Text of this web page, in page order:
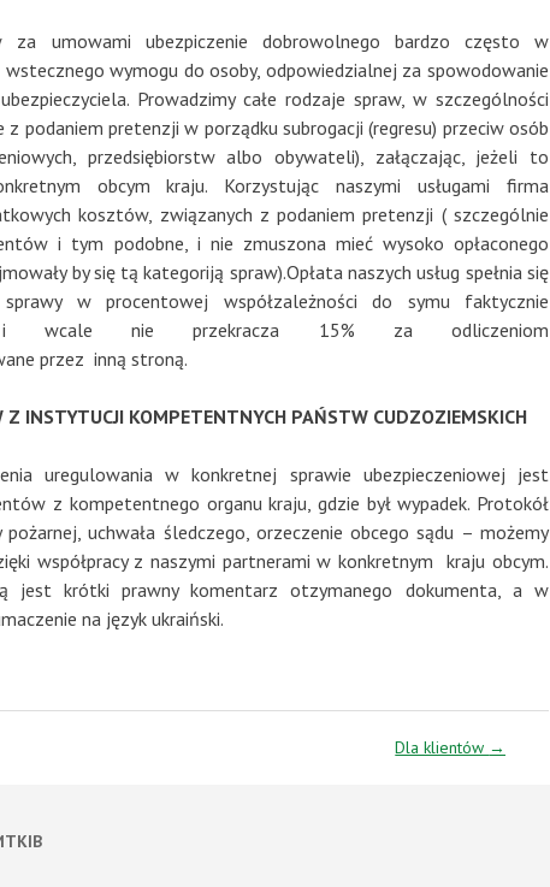
za umowami ubezpiczenie dobrowolnego bardzo często w
wymogu do osoby, odpowiedzialnej za spowodowanie
Prowadzimy całe rodzaje spraw, w szczególności
podaniem pretenzji w porządku subrogacji (regresu) przeciw osób
przedsiębiorstw albo obywateli), załączając, jeżeli to
obcym kraju. Korzystując naszymi usługami firma
kosztów, związanych z podaniem pretenzji ( szczególnie
i tym podobne, i nie zmuszona mieć wysoko opłaconego
by się tą kategoriją spraw).Opłata naszych usług spełnia się
w procentowej współzależności do symu faktycznie
i wcale nie przekracza 15% za odliczeniom
przez inną stroną.
INSTYTUCJI KOMPETENTNYCH PAŃSTW CUDZOZIEMSKICH
uregulowania w konkretnej sprawie ubezpieczeniowej jest
z kompetentnego organu kraju, gdzie był wypadek. Protokół
uchwała śledczego, orzeczenie obcego sądu – możemy
współpracy z naszymi partnerami w konkretnym kraju obcym.
jest krótki prawny komentarz otzymanego dokumenta, a w
na język ukraiński.
Dla klientów →